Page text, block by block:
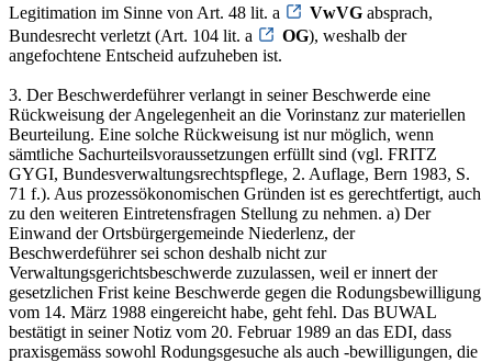
Legitimation im Sinne von Art. 48 lit. a
VwVG absprach,
Bundesrecht verletzt (Art. 104 lit. a
OG), weshalb der
angefochtene Entscheid aufzuheben ist.
3. Der Beschwerdeführer verlangt in seiner Beschwerde eine
Rückweisung der Angelegenheit an die Vorinstanz zur materiellen
Beurteilung. Eine solche Rückweisung ist nur möglich, wenn
sämtliche Sachurteilsvoraussetzungen erfüllt sind (vgl. FRITZ
GYGI, Bundesverwaltungsrechtspflege, 2. Auflage, Bern 1983, S.
71 f.). Aus prozessökonomischen Gründen ist es gerechtfertigt, auch
zu den weiteren Eintretensfragen Stellung zu nehmen. a) Der
Einwand der Ortsbürgergemeinde Niederlenz, der
Beschwerdeführer sei schon deshalb nicht zur
Verwaltungsgerichtsbeschwerde zuzulassen, weil er innert der
gesetzlichen Frist keine Beschwerde gegen die Rodungsbewilligung
vom 14. März 1988 eingereicht habe, geht fehl. Das BUWAL
bestätigt in seiner Notiz vom 20. Februar 1989 an das EDI, dass
praxisgemäss sowohl Rodungsgesuche als auch -bewilligungen, die